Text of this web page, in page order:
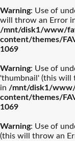
Warning: Use of
will throw an Error
/mnt/disk1/www/
content/themes/
1069
Warning: Use of
'thumbnail' (this will
in /mnt/disk1/
content/themes/
1069
Warning: Use of
(this will throw an
ビクトリ
カ
山
出産祝おす
誕生日祝お
プレ
ラン